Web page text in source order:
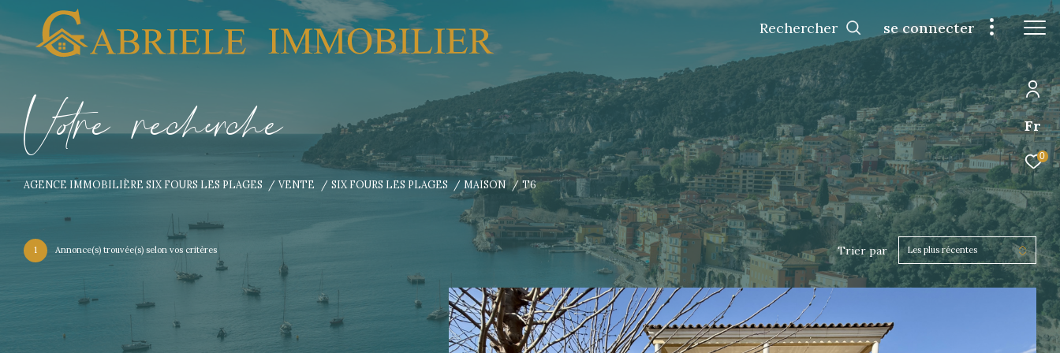
Fr
0
Rechercher se connecter
Vore recece
AGENCE IMMOBILIÈRE SIX FOURS LES PLAGES VENTE SIX FOURS LES PLAGES MAISON T6
1 Annonce(s) trouvée(s) selon vos critères Trier par Les plus récentes